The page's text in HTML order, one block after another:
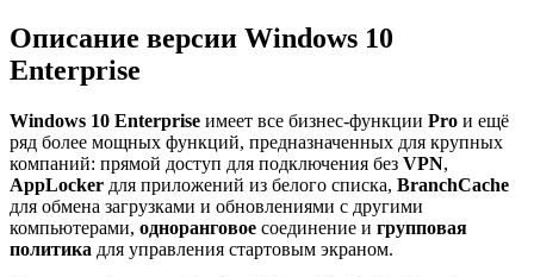
Описание версии Windows 10
Enterprise
Windows 10 Enterprise имеет все бизнес-функции Pro и ещё
ряд более мощных функций, предназначенных для крупных
компаний: прямой доступ для подключения без VPN,
AppLocker для приложений из белого списка, BranchCache
для обмена загрузками и обновлениями с другими
компьютерами, одноранговое соединение и групповая
политика для управления стартовым экраном.